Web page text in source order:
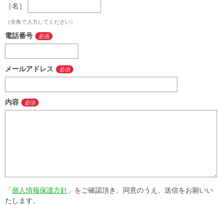
［名］
（全角で入力してください）
電話番号
メールアドレス
内容
「個人情報保護方針 」をご確認頂き、同意のうえ、送信をお願いい
たします。